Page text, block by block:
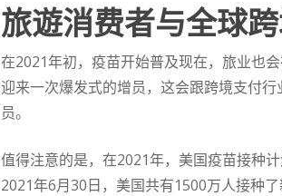
旅遊消费者与全球
在2021年初，疫苗开始普及现在，旅业也
迎来一次爆发式的增员，这会跟跨境支付
员。
值得注意的是，在2021年，美国疫苗接种
2021年6月30日，美国共有1500万人接种